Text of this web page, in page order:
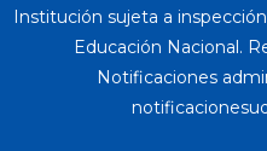
Institución sujeta a
Educación Nacional.
Notificaciones